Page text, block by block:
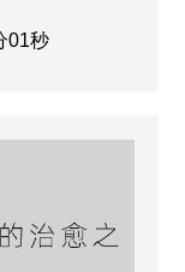
01秒